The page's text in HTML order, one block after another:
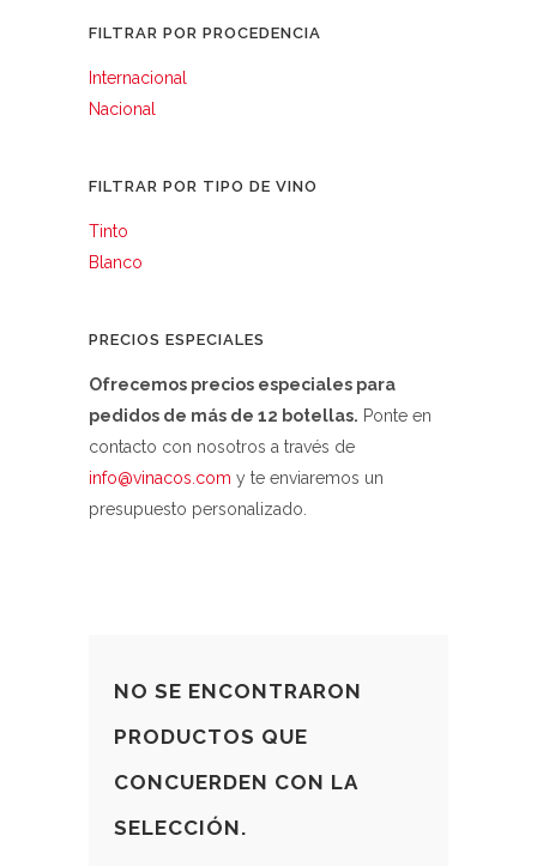
FILTRAR POR PROCEDENCIA
Internacional
Nacional
FILTRAR POR TIPO DE VINO
Tinto
Blanco
PRECIOS ESPECIALES
Ofrecemos precios especiales para
pedidos de más de 12 botellas. Ponte en
contacto con nosotros a través de
info@vinacos.com y te enviaremos un
presupuesto personalizado.
NO SE ENCONTRARON
PRODUCTOS QUE
CONCUERDEN CON LA
SELECCIÓN.